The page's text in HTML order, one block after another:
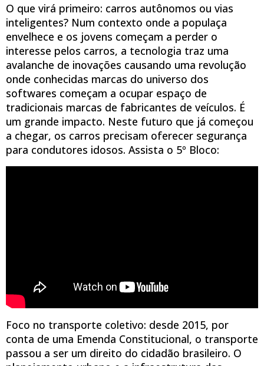
O que virá primeiro: carros autônomos ou vias
inteligentes? Num contexto onde a populaça
envelhece e os jovens começam a perder o
interesse pelos carros, a tecnologia traz uma
avalanche de inovações causando uma revolução
onde conhecidas marcas do universo dos
softwares começam a ocupar espaço de
tradicionais marcas de fabricantes de veículos. É
um grande impacto. Neste futuro que já começou
a chegar, os carros precisam oferecer segurança
para condutores idosos. Assista o 5º Bloco:
Foco no transporte coletivo: desde 2015, por
conta de uma Emenda Constitucional, o transporte
passou a ser um direito do cidadão brasileiro. O